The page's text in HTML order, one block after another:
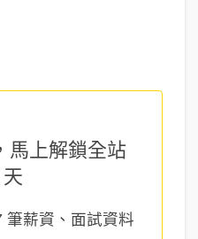
馬上解鎖全站
筆薪資、面試資料